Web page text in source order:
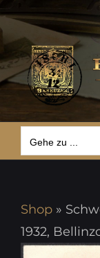
Zum
Inhalt
springen
Gehe zu
Gehe zu ...
Shop »
1932,